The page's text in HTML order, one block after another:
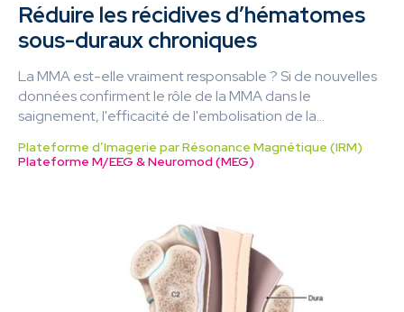
Réduire les récidives d’hématomes
sous-duraux chroniques
La MMA est-elle vraiment responsable ? Si de nouvelles
données confirment le rôle de la MMA dans le
saignement, l'efficacité de l'embolisation de la...
Plateforme d’Imagerie par Résonance Magnétique (IRM)
Plateforme M/EEG & Neuromod (MEG)